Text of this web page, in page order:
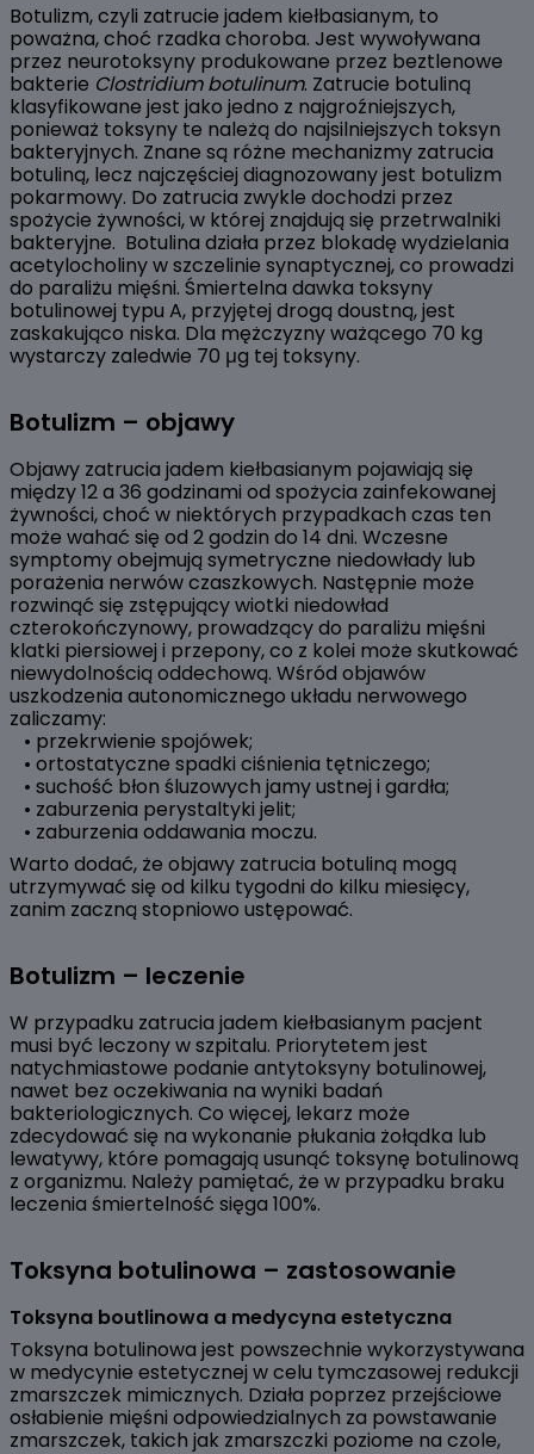
Botulizm, czyli zatrucie jadem kiełbasianym, to
poważna, choć rzadka choroba. Jest wywoływana
przez neurotoksyny produkowane przez beztlenowe
bakterie Clostridium botulinum. Zatrucie botuliną
klasyfikowane jest jako jedno z najgroźniejszych,
ponieważ toksyny te należą do najsilniejszych toksyn
bakteryjnych. Znane są różne mechanizmy zatrucia
botuliną, lecz najczęściej diagnozowany jest botulizm
pokarmowy. Do zatrucia zwykle dochodzi przez
spożycie żywności, w której znajdują się przetrwalniki
bakteryjne. Botulina działa przez blokadę wydzielania
acetylocholiny w szczelinie synaptycznej, co prowadzi
do paraliżu mięśni. Śmiertelna dawka toksyny
botulinowej typu A, przyjętej drogą doustną, jest
zaskakująco niska. Dla mężczyzny ważącego 70 kg
wystarczy zaledwie 70 μg tej toksyny.
Botulizm – objawy
Objawy zatrucia jadem kiełbasianym pojawiają się
między 12 a 36 godzinami od spożycia zainfekowanej
żywności, choć w niektórych przypadkach czas ten
może wahać się od 2 godzin do 14 dni. Wczesne
symptomy obejmują symetryczne niedowłady lub
porażenia nerwów czaszkowych. Następnie może
rozwinąć się zstępujący wiotki niedowład
czterokończynowy, prowadzący do paraliżu mięśni
klatki piersiowej i przepony, co z kolei może skutkować
niewydolnością oddechową. Wśród objawów
uszkodzenia autonomicznego układu nerwowego
zaliczamy:
• przekrwienie spojówek;
• ortostatyczne spadki ciśnienia tętniczego;
• suchość błon śluzowych jamy ustnej i gardła;
• zaburzenia perystaltyki jelit;
• zaburzenia oddawania moczu.
Warto dodać, że objawy zatrucia botuliną mogą
utrzymywać się od kilku tygodni do kilku miesięcy,
zanim zaczną stopniowo ustępować.
Botulizm – leczenie
W przypadku zatrucia jadem kiełbasianym pacjent
musi być leczony w szpitalu. Priorytetem jest
natychmiastowe podanie antytoksyny botulinowej,
nawet bez oczekiwania na wyniki badań
bakteriologicznych. Co więcej, lekarz może
zdecydować się na wykonanie płukania żołądka lub
lewatywy, które pomagają usunąć toksynę botulinową
z organizmu. Należy pamiętać, że w przypadku braku
leczenia śmiertelność sięga 100%.
Toksyna botulinowa – zastosowanie
Toksyna boutlinowa a medycyna estetyczna
Toksyna botulinowa jest powszechnie wykorzystywana
w medycynie estetycznej w celu tymczasowej redukcji
zmarszczek mimicznych. Działa poprzez przejściowe
osłabienie mięśni odpowiedzialnych za powstawanie
zmarszczek, takich jak zmarszczki poziome na czole,